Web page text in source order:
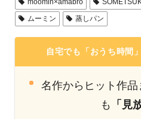
moomin×amabro
ムーミン
蒸しパン
自宅でも「おうち時間
名作からヒット作
も
「見